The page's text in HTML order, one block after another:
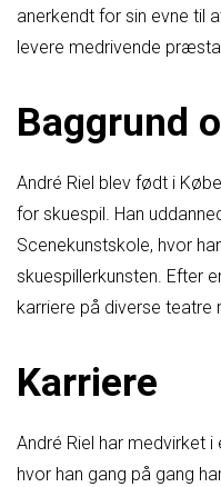
anerkendt for sin evne til
levere medrivende
Baggrund
André Riel blev født i
for skuespil. Han
Scenekunstskole, hvor
skuespillerkunsten. Efter
karriere på diverse teatre
Karriere
André Riel har medvirket
hvor han gang på gang